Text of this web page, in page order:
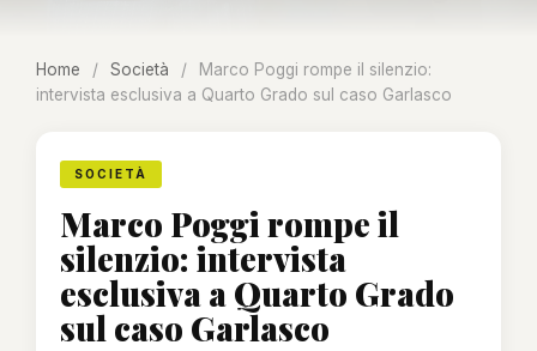
Home / Società /
Marco Poggi rompe il silenzio:
intervista esclusiva a Quarto Grado sul caso Garlasco
SOCIETÀ
Marco Poggi rompe il
silenzio: intervista
esclusiva a Quarto Grado
sul caso Garlasco